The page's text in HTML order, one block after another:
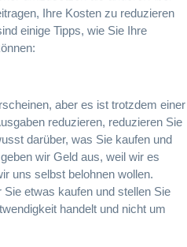
Ihre Kosten zu reduzieren
einige Tipps, wie Sie Ihre
aber es ist trotzdem einer
reduzieren, reduzieren Sie
darüber, was Sie kaufen und
wir Geld aus, weil wir es
uns selbst belohnen wollen.
etwas kaufen und stellen Sie
handelt und nicht um